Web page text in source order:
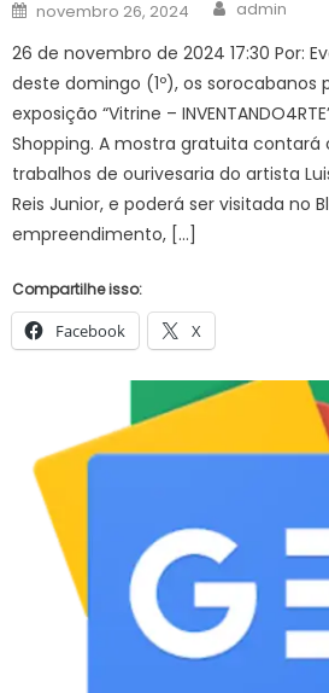
Posted
on
novembro 26, 2024 admin
26 de novembro de 2024 17:30 Por:
deste domingo (1º), os sorocabanos
exposição “Vitrine –
Shopping. A mostra gratuita contará
trabalhos de ourivesaria do artista
Reis Junior, e poderá ser visitada no
empreendimento, […]
Compartilhe isso:
Facebook X